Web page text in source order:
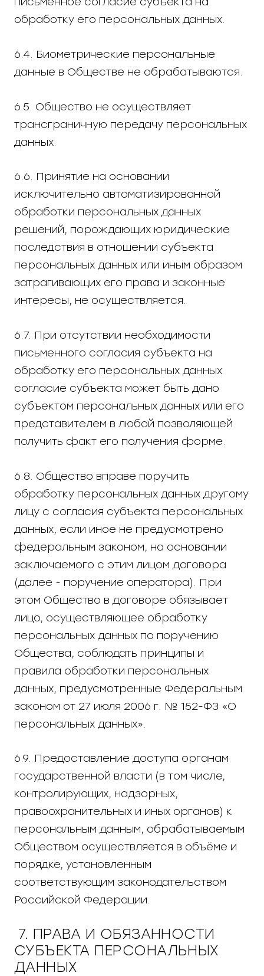
обработку его персональных данных.
6.4. Биометрические персональные
данные в Обществе не обрабатываются.
6.5. Общество не осуществляет
трансграничную передачу персональных
данных.
6.6. Принятие на основании
исключительно автоматизированной
обработки персональных данных
решений, порождающих юридические
последствия в отношении субъекта
персональных данных или иным образом
затрагивающих его права и законные
интересы, не осуществляется.
6.7. При отсутствии необходимости
письменного согласия субъекта на
обработку его персональных данных
согласие субъекта может быть дано
субъектом персональных данных или его
представителем в любой позволяющей
получить факт его получения форме.
6.8. Общество вправе поручить
обработку персональных данных другому
лицу с согласия субъекта персональных
данных, если иное не предусмотрено
федеральным законом, на основании
заключаемого с этим лицом договора
(далее - поручение оператора). При
этом Общество в договоре обязывает
лицо, осуществляющее обработку
персональных данных по поручению
Общества, соблюдать принципы и
правила обработки персональных
данных, предусмотренные Федеральным
законом от 27 июля 2006 г. № 152-ФЗ «О
персональных данных».
6.9. Предоставление доступа органам
государственной власти (в том числе,
контролирующих, надзорных,
правоохранительных и иных органов) к
персональным данным, обрабатываемым
Обществом осуществляется в объёме и
порядке, установленным
соответствующим законодательством
Российской Федерации.
7. ПРАВА И ОБЯЗАННОСТИ
СУБЪЕКТА ПЕРСОНАЛЬНЫХ
ДАННЫХ